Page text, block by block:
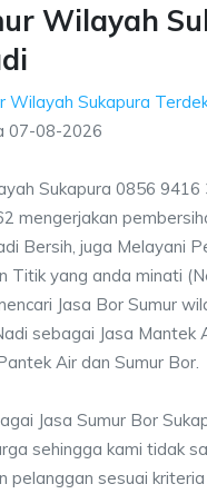
Wilayah
Wilayah Sukapura
07-08-2026
Sukapura 0856
mengerjakan
Bersih, juga Melayani
Titik yang anda minati
Jasa Bor Sumur
sebagai Jasa Mantek
Air dan Sumur Bor.
Jasa Sumur Bor
sehingga kami tidak
pelanggan sesuai